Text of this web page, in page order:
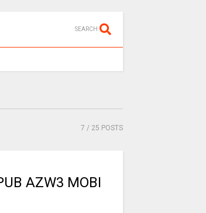
SEARCH
7 / 25 POSTS
AZW3 MOBI